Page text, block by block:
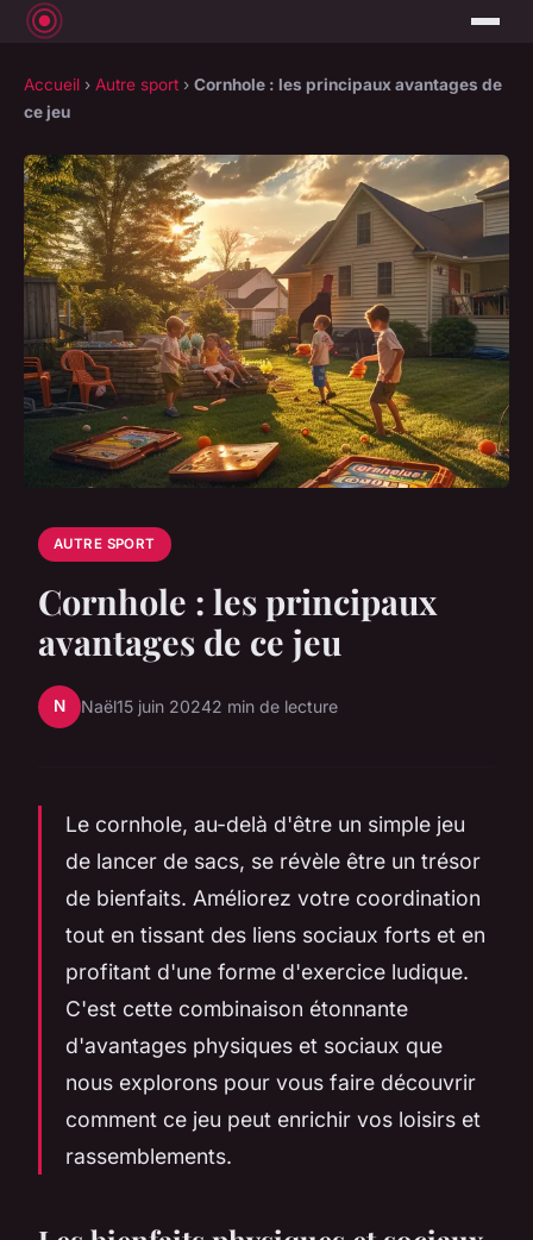
Accueil › Autre sport › Cornhole : les principaux avantages de
ce jeu
AUTRE SPORT
Cornhole : les principaux
avantages de ce jeu
N Naël15 juin 20242 min de lecture
Le cornhole, au-delà d'être un simple jeu
de lancer de sacs, se révèle être un trésor
de bienfaits. Améliorez votre coordination
tout en tissant des liens sociaux forts et en
profitant d'une forme d'exercice ludique.
C'est cette combinaison étonnante
d'avantages physiques et sociaux que
nous explorons pour vous faire découvrir
comment ce jeu peut enrichir vos loisirs et
rassemblements.